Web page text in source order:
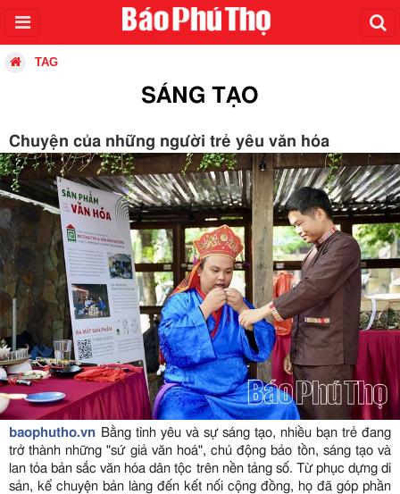
TAG
SÁNG TẠO
Chuyện của những người trẻ yêu văn hóa
baophutho.vn Bằng tình yêu và sự sáng tạo, nhiều bạn trẻ đang
trở thành những "sứ giả văn hoá", chủ động bảo tồn, sáng tạo và
lan tỏa bản sắc văn hóa dân tộc trên nền tảng số. Từ phục dựng di
sản, kể chuyện bản làng đến kết nối cộng đồng, họ đã góp phần